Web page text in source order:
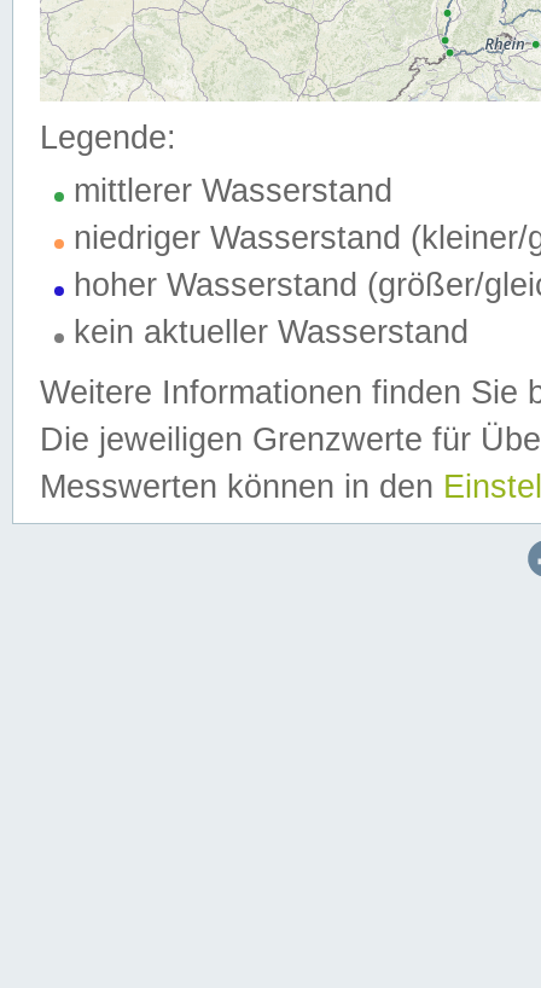
Legende:
mittlerer Wasserstand
niedriger Wasserstand (kleiner/
hoher Wasserstand (größer/
kein aktueller Wasserstand
Weitere Informationen finden Sie
Die jeweiligen Grenzwerte für
Messwerten können in den